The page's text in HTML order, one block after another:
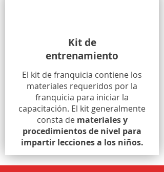
Kit de
entrenamiento
El kit de franquicia contiene los
materiales requeridos por la
franquicia para iniciar la
capacitación. El kit generalmente
consta de materiales y
procedimientos de nivel para
impartir lecciones a los niños.